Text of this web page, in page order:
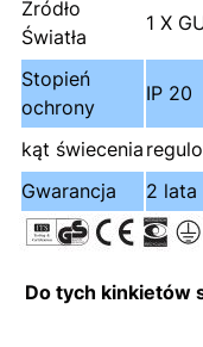
Źródło
Światła
1 X
Stopień
ochrony
IP 20
kąt świecenia
Gwarancja
2 lata
Do tych kinkietów